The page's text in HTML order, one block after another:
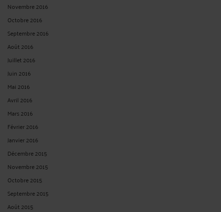
Novembre 2016
Octobre 2016
Septembre 2016
Août 2016
Juillet 2016
Juin 2016
Mai 2016
Avril 2016
Mars 2016
Février 2016
Janvier 2016
Décembre 2015
Novembre 2015
Octobre 2015
Septembre 2015
Août 2015